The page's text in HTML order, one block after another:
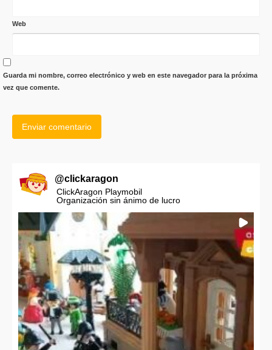
Web
Guarda mi nombre, correo electrónico y web en este navegador para la próxima
vez que comente.
@clickaragon
ClickAragon Playmobil
Organización sin ánimo de lucro